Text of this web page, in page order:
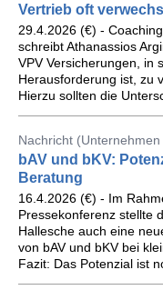
Vertrieb oft
29.4.2026 (€) -
schreibt Athanassios
VPV Versicherungen, in
Herausforderung ist, zu
Hierzu sollten die
Nachricht
bAV und bKV:
Beratung
16.4.2026 (€) - Im
Pressekonferenz stellte
Hallesche auch eine
von bAV und bKV bei
Fazit: Das Potenzial ist